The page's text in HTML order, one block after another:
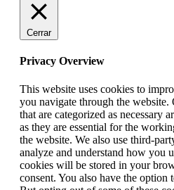
Cerrar
Privacy Overview
This website uses cookies to
you navigate through the website.
that are categorized as necessary
as they are essential for the
the website. We also use third-
analyze and understand how you
cookies will be stored in your
consent. You also have the option